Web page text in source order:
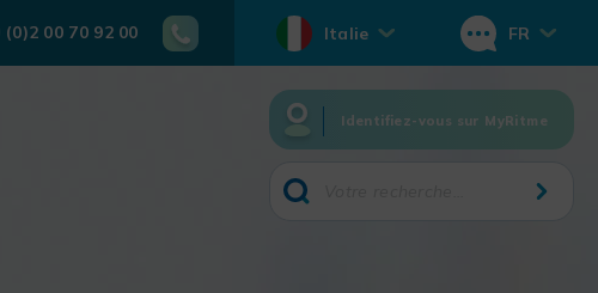
(0)2 00 70 92 00 Italie FR
Identifiez-vous sur MyRitme